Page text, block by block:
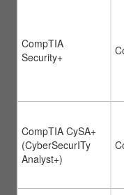
CompTIA
Security+
CompTIA CySA+
(CyberSecurITy
Analyst+)